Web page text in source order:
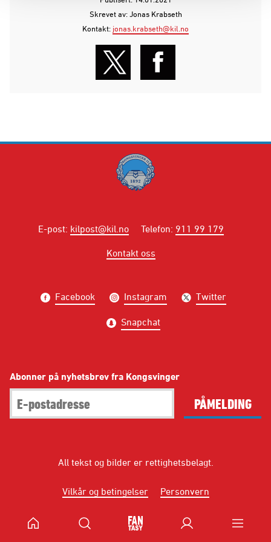
Skrevet av: Jonas Krabseth
Kontakt: jonas.krabseth@kil.no
E-post: kilpost@kil.no Telefon: 911 99 179
Kontakt oss
Facebook Instagram Twitter
Snapchat
Abonner på nyhetsbrev fra Kongsvinger
PÅMELDING
All tekst og bilder er rettighetsbelagt.
Vilkår og betingelser Personvern